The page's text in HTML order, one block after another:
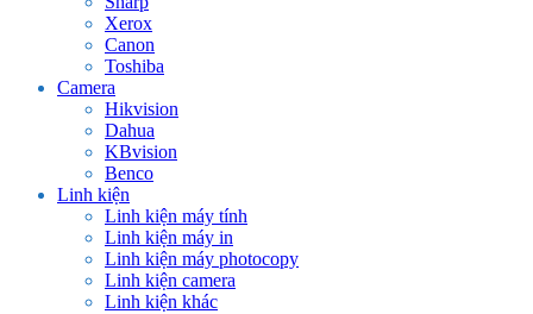
Xerox
Canon
Toshiba
Camera
Hikvision
Dahua
KBvision
Benco
Linh kiện
Linh kiện máy tính
Linh kiện máy in
Linh kiện máy photocopy
Linh kiện camera
Linh kiện khác